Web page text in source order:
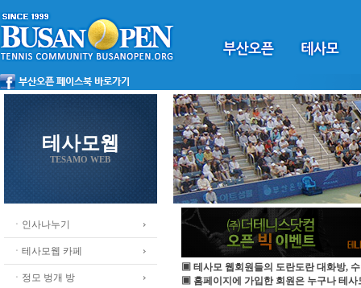
테사모웹
TESAMO WEB
ㆍ인사나누기
ㆍ테사모웹 카페
ㆍ정모 벙개 방
▣ 테사모 웹회원들의 도란도란 대화방,
▣ 홈페이지에 가입한 회원은 누구나 테사